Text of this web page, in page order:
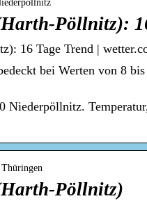
Pöllnitz):
16 Tage Trend |
bei Werten von 8
Niederpöllnitz.
Pöllnitz)